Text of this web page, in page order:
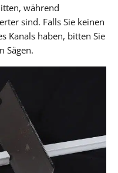
während
sind. Falls Sie keinen
Kanals haben, bitten Sie
Sägen.